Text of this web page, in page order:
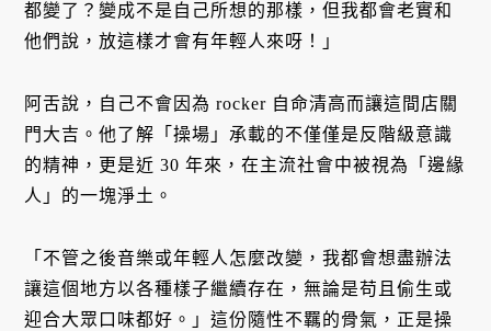
都變了？變成不是自己所想的那樣，但我都會老實和
他們說，放這樣才會有年輕人來呀！」
阿舌說，自己不會因為 rocker 自命清高而讓這間店關
門大吉。他了解「操場」承載的不僅僅是反階級意識
的精神，更是近 30 年來，在主流社會中被視為「邊緣
人」的一塊淨土。
「不管之後音樂或年輕人怎麼改變，我都會想盡辦法
讓這個地方以各種樣子繼續存在，無論是苟且偷生或
迎合大眾口味都好。」這份隨性不羈的骨氣，正是操